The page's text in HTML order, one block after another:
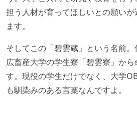
担う人材が育ってほしいとの願い
ます。
そしてこの「碧雲蔵」という名前
広畜産大学の学生寮「碧雲寮」か
す。現役の学生だけでなく、大学
も馴染みのある言葉なんですよ。